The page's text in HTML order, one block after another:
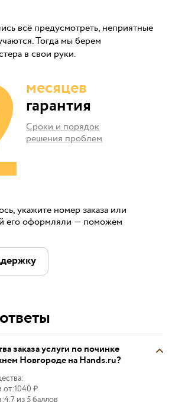
всё предусмотреть, неприятные
Тогда мы берем
в свои руки.
месяцев
гарантия
Сроки и порядок
решения проблем
укажите номер заказа или
его оформляли — поможем
заказа услуги по починке
Новгороде на Hands.ru?
от:1040 ₽
4.7 из 5 баллов